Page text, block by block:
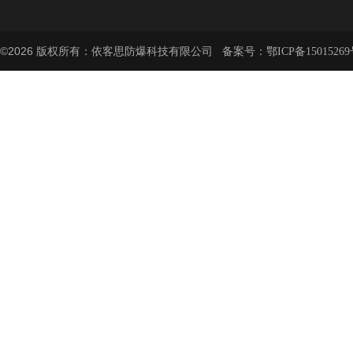
©2026 版权所有：依客思防爆科技有限公司 备案号： 鄂ICP备15015269